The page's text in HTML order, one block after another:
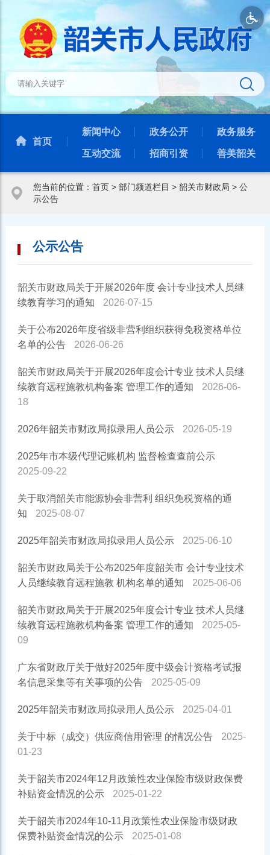
首页
新闻中心 政务公开 政务服务
互动交流 招商引资 善美韶关
您当前的位置： 首页> 部门频道栏目 > 韶关市财政局 > 公
示公告
公示公告
韶关市财政局关于开展2026年度 会计专业技术人员继
续教育学习的通知
2026-07-15
关于公布2026年度省级非营利组织获得免税资格单位
名单的公告
2026-06-26
韶关市财政局关于开展2026年度会计专业 技术人员继
续教育远程施教机构备案 管理工作的通知
2026-06-
18
2026年韶关市财政局拟录用人员公示 2026-05-19
2025年市本级代理记账机构 监督检查查前公示
2025-09-22
关于取消韶关市能源协会非营利 组织免税资格的通
知
2025-08-07
2025年韶关市财政局拟录用人员公示 2025-06-10
韶关市财政局关于公布2025年度韶关市 会计专业技术
人员继续教育远程施教 机构名单的通知
2025-06-06
韶关市财政局关于开展2025年度会计专业 技术人员继
续教育远程施教机构备案 管理工作的通知
2025-05-
09
广东省财政厅关于做好2025年度中级会计资格考试报
名信息采集等有关事项的公告
2025-05-09
2025年韶关市财政局拟录用人员公示 2025-04-01
关于中标（成交）供应商信用管理 的情况公告
2025-
01-23
关于韶关市2024年12月政策性农业保险市级财政保费
补贴资金情况的公示
2025-01-22
关于韶关市2024年10-11月政策性农业保险市级财政
保费补贴资金情况的公示
2025-01-08